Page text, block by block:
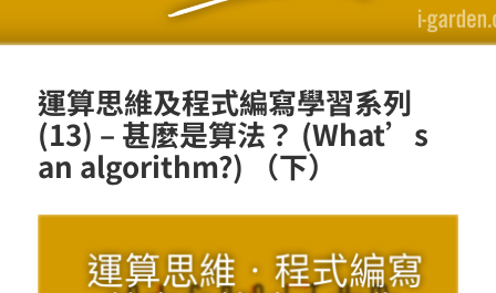
運算思維及程式編寫學習系列
(13) – 甚麼是算法？ (What’s
an algorithm?) （下）